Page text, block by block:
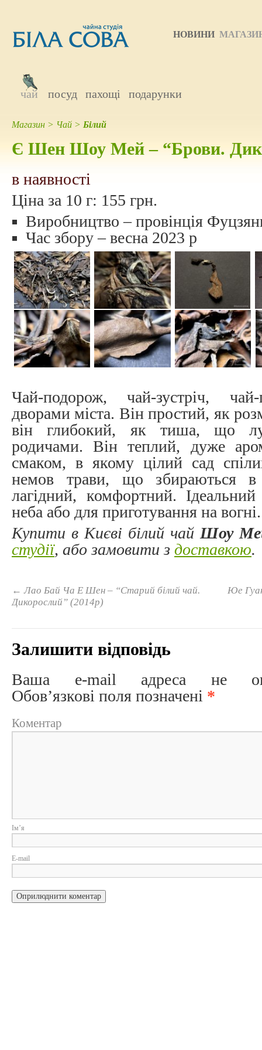
НОВИНИ
чай посуд пахощі подарунки
Магазин > Чай > Білий
Є Шен Шоу Мей – “Брови.
в наявності
Ціна за 10 г: 155 грн.
Виробництво – провінція
Час збору – весна 2023 р
Чай-подорож, чай-зустріч,
дворами міста. Він простий, як
він глибокий, як тиша, що
родичами. Він теплий, дуже
смаком, в якому цілий сад
немов трави, що збираються
лагідний, комфортний.
неба або для приготування на вогні.
Купити в Києві білий чай Шоу
студії, або замовити з доставкою.
← Лао Бай Ча Е Шен – “Старий білий чай.
Дикорослий” (2014р)
Юе
Залишити відповідь
Ваша e-mail адреса не
Обов’язкові поля позначені *
Коментар
E-